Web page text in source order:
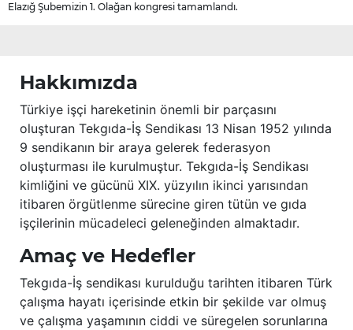
Elazığ Şubemizin 1. Olağan kongresi tamamlandı.
Hakkımızda
Türkiye işçi hareketinin önemli bir parçasını
oluşturan Tekgıda-İş Sendikası 13 Nisan 1952 yılında
9 sendikanın bir araya gelerek federasyon
oluşturması ile kurulmuştur. Tekgıda-İş Sendikası
kimliğini ve gücünü XIX. yüzyılın ikinci yarısından
itibaren örgütlenme sürecine giren tütün ve gıda
işçilerinin mücadeleci geleneğinden almaktadır.
Amaç ve Hedefler
Tekgıda-İş sendikası kurulduğu tarihten itibaren Türk
çalışma hayatı içerisinde etkin bir şekilde var olmuş
ve çalışma yaşamının ciddi ve süregelen sorunlarına